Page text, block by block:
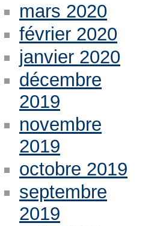
mars 2020
février 2020
janvier 2020
décembre
2019
novembre
2019
octobre 2019
septembre
2019